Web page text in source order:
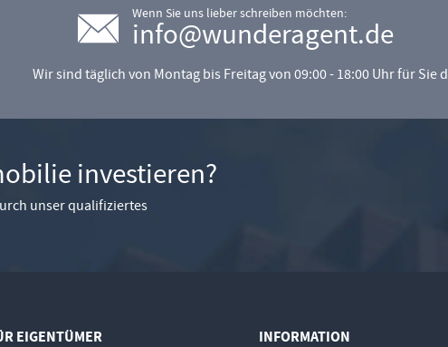
Wenn Sie uns lieber schreiben möchten:
info@wunderagent.de
Wir sind täglich von Montag bis Freitag von 09:00 - 18:00 Uhr für Sie
investieren?
unser qualifiziertes
EIGENTÜMER INFORMATION